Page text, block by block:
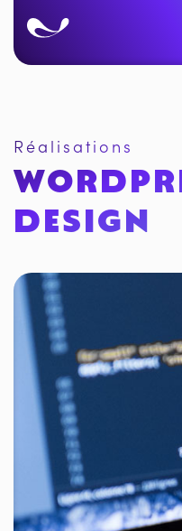
Réalisations
DESIGN